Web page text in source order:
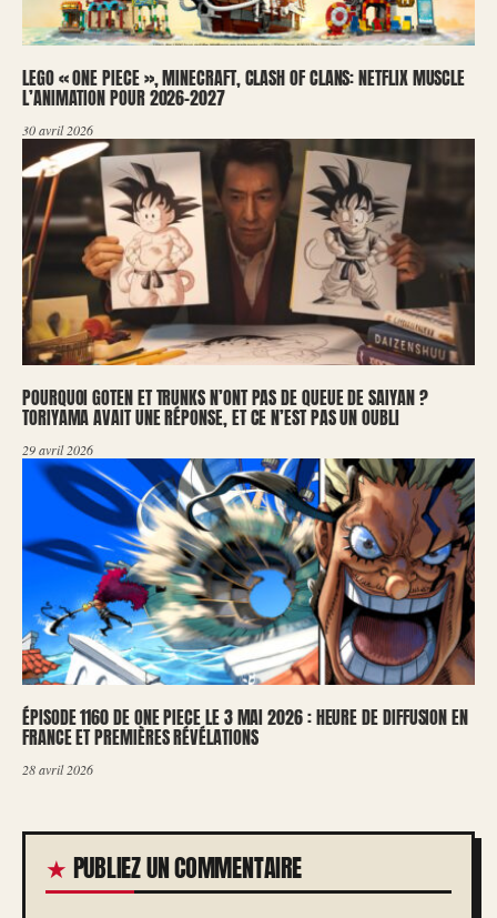
LEGO « ONE PIECE », MINECRAFT, CLASH OF CLANS: NETFLIX MUSCLE
L’ANIMATION POUR 2026-2027
30 avril 2026
POURQUOI GOTEN ET TRUNKS N’ONT PAS DE QUEUE DE SAIYAN ?
TORIYAMA AVAIT UNE RÉPONSE, ET CE N’EST PAS UN OUBLI
29 avril 2026
ÉPISODE 1160 DE ONE PIECE LE 3 MAI 2026 : HEURE DE DIFFUSION EN
FRANCE ET PREMIÈRES RÉVÉLATIONS
28 avril 2026
PUBLIEZ UN COMMENTAIRE